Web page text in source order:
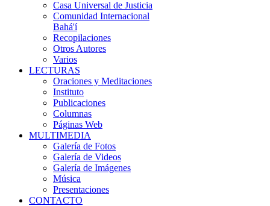
Casa Universal de Justicia
Comunidad Internacional
Bahá'í
Recopilaciones
Otros Autores
Varios
LECTURAS
Oraciones y Meditaciones
Instituto
Publicaciones
Columnas
Páginas Web
MULTIMEDIA
Galería de Fotos
Galería de Videos
Galería de Imágenes
Música
Presentaciones
CONTACTO